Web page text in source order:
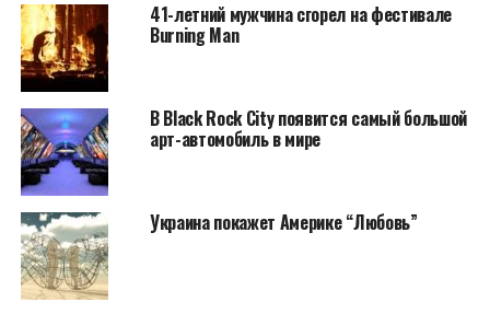
«Поздравляем всех,
для кого это важно –
наша скульптура
«LOVE» после долгих и
довольно сложных
приключений в США
наконец-то
41-летний мужчина сгорел на фестивале
Burning Man
В Black Rock City появится самый большой
арт-автомобиль в мире
Украина покажет Америке “Любовь”